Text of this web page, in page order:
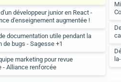
développeur junior en React -
d'enseignement augmentée !
documentation utile pendant la
de bugs - Sagesse +1
marketing pour revue
- Alliance renforcée